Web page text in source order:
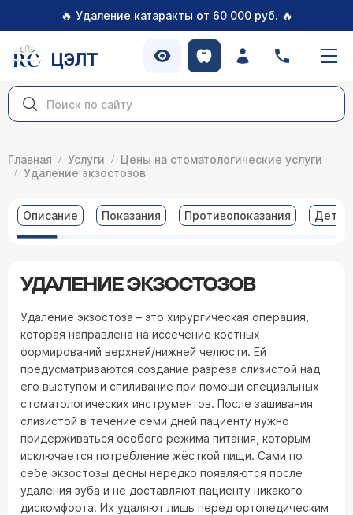
🔥 Удаление катаракты от 60 000 руб. 🔥
ЦЭЛТ
Главная Услуги
Цены на стоматологические услуги
Удаление экзостозов
Описание Показания Противопоказания
УДАЛЕНИЕ ЭКЗОСТОЗОВ
Удаление экзостоза – это хирургическая операция,
которая направлена на иссечение костных
формирований верхней/нижней челюсти. Ей
предусматриваются создание разреза слизистой над
его выступом и спиливание при помощи специальных
стоматологических инструментов. После зашивания
слизистой в течение семи дней пациенту нужно
придерживаться особого режима питания, которым
исключается потребление жёсткой пищи. Сами по
себе экзостозы десны нередко появляются после
удаления зуба и не доставляют пациенту никакого
дискомфорта. Их удаляют лишь перед ортопедическим